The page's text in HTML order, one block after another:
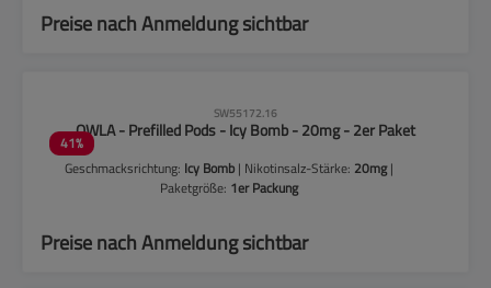
Preise nach Anmeldung sichtbar
41%
SW55172.16
OWLA - Prefilled Pods - Icy Bomb - 20mg - 2er Paket
Geschmacksrichtung: Icy Bomb | Nikotinsalz-Stärke: 20mg|
Paketgröße: 1er Packung
Preise nach Anmeldung sichtbar